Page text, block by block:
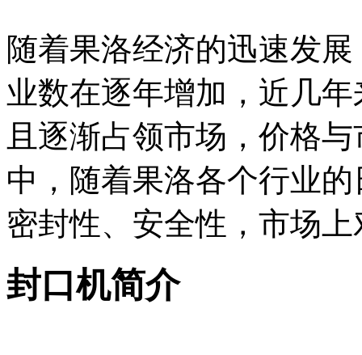
随着果洛经济的迅速发
业数在逐年增加，近几
且逐渐占领市场，价格
中，随着果洛各个行业
密封性、安全性，市场
封口机简介